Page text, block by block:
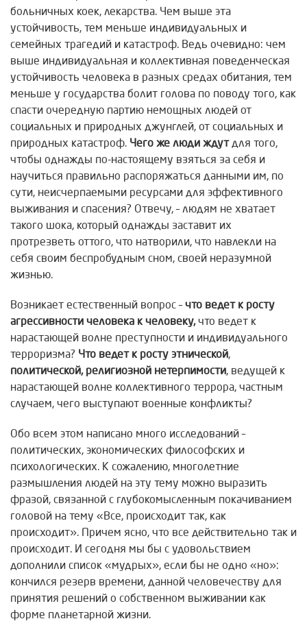
больничных коек, лекарства. Чем выше эта
устойчивость, тем меньше индивидуальных и
семейных трагедий и катастроф. Ведь очевидно: чем
выше индивидуальная и коллективная поведенческая
устойчивость человека в разных средах обитания, тем
меньше у государства болит голова по поводу того, как
спасти очередную партию немощных людей от
социальных и природных джунглей, от социальных и
природных катастроф. Чего же люди ждутдля того,
чтобы однажды по-настоящему взяться за себя и
научиться правильно распоряжаться данными им, по
сути, неисчерпаемыми ресурсами для эффективного
выживания и спасения? Отвечу, – людям не хватает
такого шока, который однажды заставит их
протрезветь оттого, что натворили, что навлекли на
себя своим беспробудным сном, своей неразумной
жизнью.
Возникает естественный вопрос –что ведет к росту
агрессивности человека к человеку,что ведет к
нарастающей волне преступности и индивидуального
терроризма? Что ведет к росту этнической,
политической, религиозной нетерпимости, ведущей к
нарастающей волне коллективного террора, частным
случаем, чего выступают военные конфликты?
Обо всем этом написано много исследований –
политических, экономических философских и
психологических. К сожалению, многолетние
размышления людей на эту тему можно выразить
фразой, связанной с глубокомысленным покачиванием
головой на тему «Все, происходит так, как
происходит». Причем ясно, что все действительно так и
происходит. И сегодня мы бы с удовольствием
дополнили список «мудрых», если бы не одно «но»:
кончился резерв времени, данной человечеству для
принятия решений о собственном выживании как
форме планетарной жизни.